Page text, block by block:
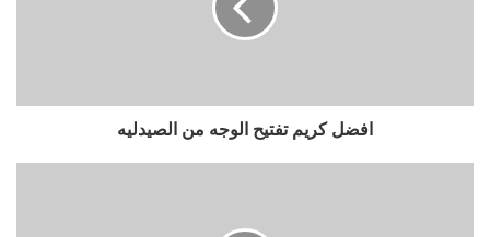
افضل كريم تفتيح الوجه من الصيدليه